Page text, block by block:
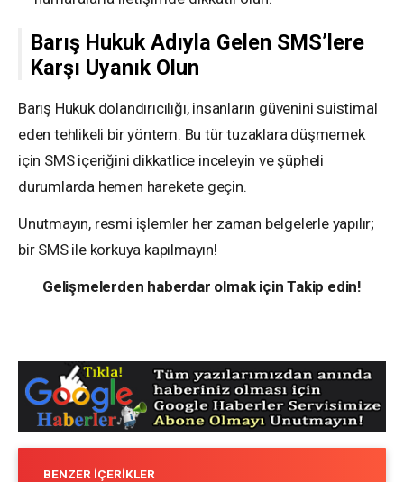
Barış Hukuk Adıyla Gelen SMS’lere
Karşı Uyanık Olun
Barış Hukuk dolandırıcılığı, insanların güvenini suistimal
eden tehlikeli bir yöntem. Bu tür tuzaklara düşmemek
için SMS içeriğini dikkatlice inceleyin ve şüpheli
durumlarda hemen harekete geçin.
Unutmayın, resmi işlemler her zaman belgelerle yapılır;
bir SMS ile korkuya kapılmayın!
Gelişmelerden haberdar olmak için Takip edin!
BENZER İÇERIKLER